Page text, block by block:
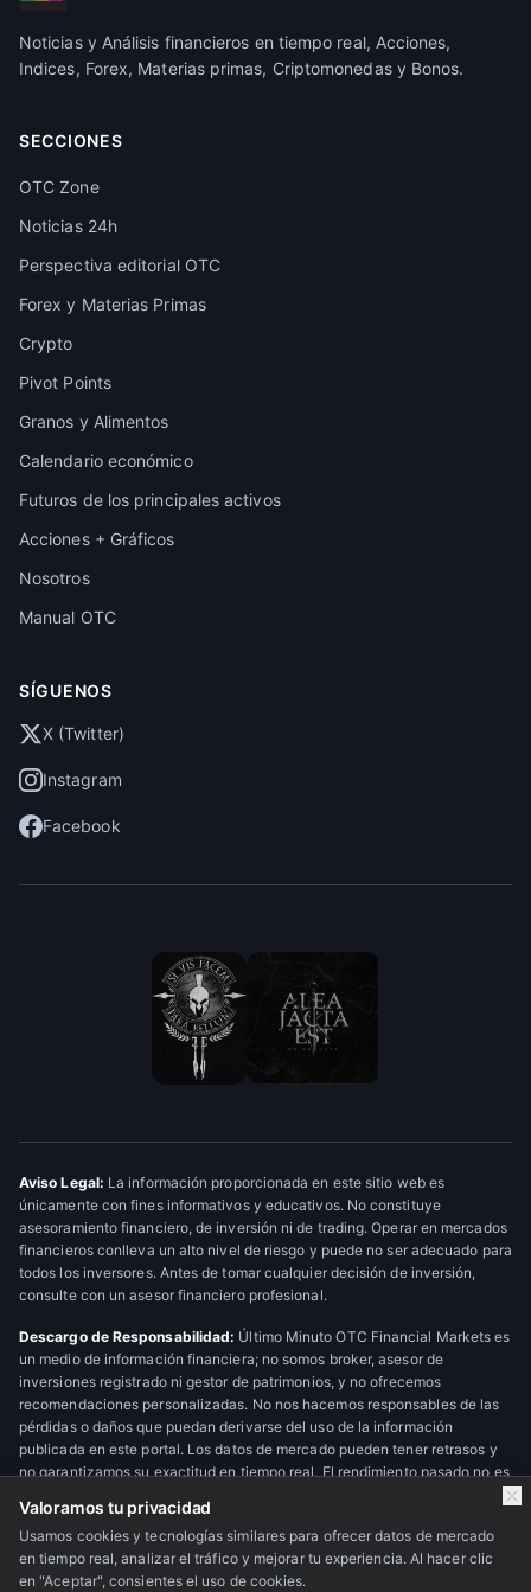
Noticias y Análisis financieros en tiempo real, Acciones,
Indices, Forex, Materias primas, Criptomonedas y Bonos.
SECCIONES
OTC Zone
Noticias 24h
Perspectiva editorial OTC
Forex y Materias Primas
Crypto
Pivot Points
Granos y Alimentos
Calendario económico
Futuros de los principales activos
Acciones + Gráficos
Nosotros
Manual OTC
SÍGUENOS
X (Twitter)
Instagram
Facebook
Aviso Legal: La información proporcionada en este sitio web es
únicamente con fines informativos y educativos. No constituye
asesoramiento financiero, de inversión ni de trading. Operar en mercados
financieros conlleva un alto nivel de riesgo y puede no ser adecuado para
todos los inversores. Antes de tomar cualquier decisión de inversión,
consulte con un asesor financiero profesional.
Descargo de Responsabilidad: Último Minuto OTC Financial Markets es
un medio de información financiera; no somos broker, asesor de
inversiones registrado ni gestor de patrimonios, y no ofrecemos
recomendaciones personalizadas. No nos hacemos responsables de las
pérdidas o daños que puedan derivarse del uso de la información
publicada en este portal. Los datos de mercado pueden tener retrasos y
no garantizamos su exactitud en tiempo real. El rendimiento pasado no es
© 2026 Último Minuto OTC Financial Markets. Todos los derechos
Valoramos tu privacidad
Usamos cookies y tecnologías similares para ofrecer datos de mercado
en tiempo real, analizar el tráfico y mejorar tu experiencia. Al hacer clic
en "Aceptar", consientes el uso de cookies.